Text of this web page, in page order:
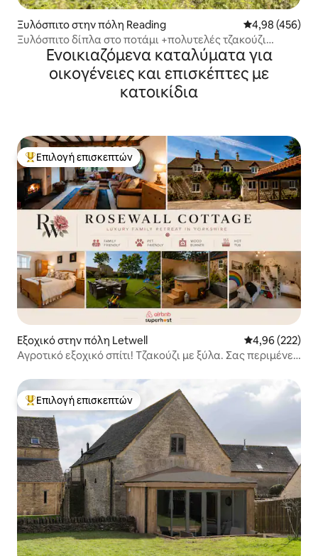
Ξυλόσπιτο στην πόλη Reading Μέση
4,98 (456)
Ξυλόσπιτο δίπλα στο ποτάμι +πολυτελές τζακούζι
σπα+χάλκινο μπάνιο
Ενοικιαζόμενα καταλύματα για
οικογένειες και επισκέπτες με
κατοικίδια
Κορυφαία επιλογή επισκεπτών
Επιλογή επισκεπτών
Εξοχικό στην πόλη Letwell Μέση
4,96 (222)
Αγροτικό εξοχικό σπίτι! Τζακούζι με ξύλα. Σας περιμένει
Κορυφαία επιλογή επισκεπτών
Επιλογή επισκεπτών